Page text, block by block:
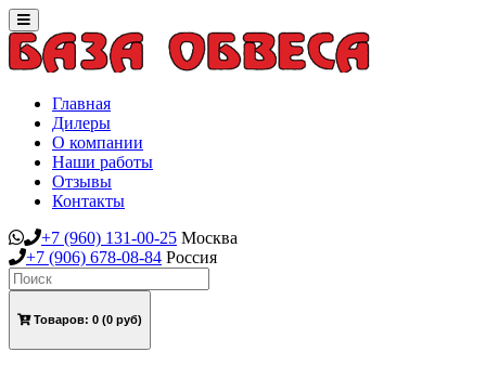
Toggle
navigation
Главная
Дилеры
О компании
Наши работы
Отзывы
Контакты
+7 (960) 131-00-25 Москва
+7 (906) 678-08-84 Россия
Товаров: 0 (0 руб)